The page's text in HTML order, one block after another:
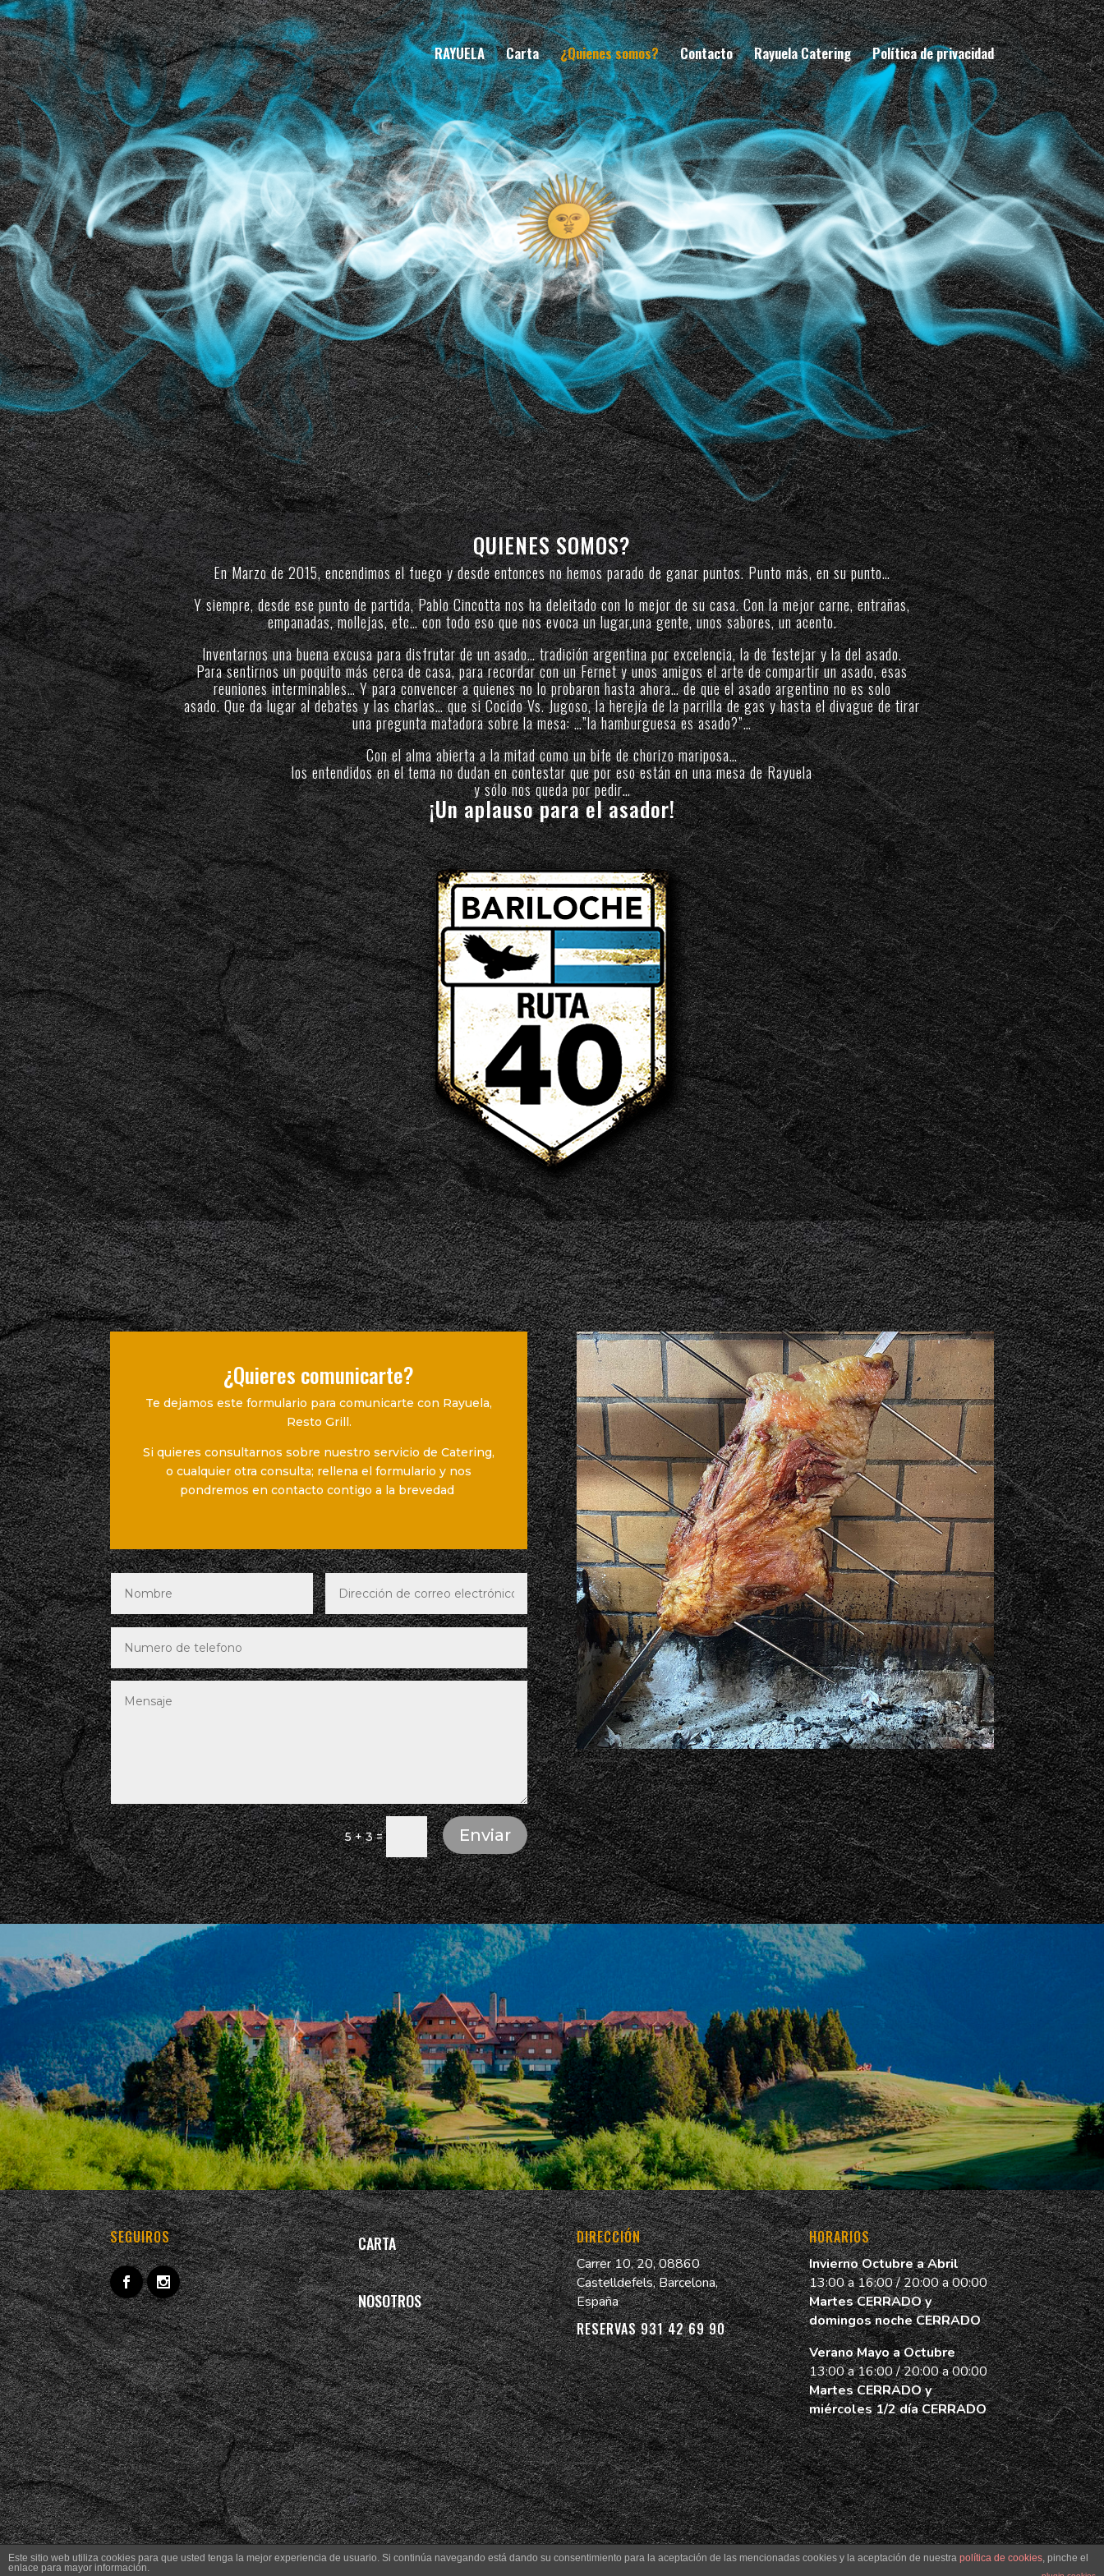
RAYUELA Carta ¿Quienes somos? Contacto Rayuela Catering Política de privacidad
QUIENES SOMOS?
En Marzo de 2015, encendimos el fuego y desde entonces no hemos parado de ganar puntos. Punto más, en su punto…
Y siempre, desde ese punto de partida, Pablo Cincotta nos ha deleitado con lo mejor de su casa. Con la mejor carne, entrañas,
empanadas, mollejas, etc… con todo eso que nos evoca un lugar,una gente, unos sabores, un acento.
Inventarnos una buena excusa para disfrutar de un asado… tradición argentina por excelencia, la de festejar y la del asado.
Para sentirnos un poquito más cerca de casa, para recordar con un Fernet y unos amigos el arte de compartir un asado, esas
reuniones interminables… Y para convencer a quienes no lo probaron hasta ahora… de que el asado argentino no es solo
asado. Que da lugar al debates y las charlas… que si Cocido Vs. Jugoso, la herejía de la parrilla de gas y hasta el divague de tirar
una pregunta matadora sobre la mesa: …”la hamburguesa es asado?”…
Con el alma abierta a la mitad como un bife de chorizo mariposa…
los entendidos en el tema no dudan en contestar que por eso están en una mesa de Rayuela
y sólo nos queda por pedir…
¡Un aplauso para el asador!
¿Quieres comunicarte?
Te dejamos este formulario para comunicarte con Rayuela,
Resto Grill.
Si quieres consultarnos sobre nuestro servicio de Catering,
o cualquier otra consulta; rellena el formulario y nos
pondremos en contacto contigo a la brevedad
5 + 3= Enviar
SEGUIROS CARTA
NOSOTROS
DIRECCIÓN
Carrer 10, 20, 08860
Castelldefels, Barcelona,
España
RESERVAS 931 42 69 90
HORARIOS
Invierno Octubre a Abril
13:00 a 16:00 / 20:00 a 00:00
Martes CERRADO y
domingos noche CERRADO
Verano Mayo a Octubre
13:00 a 16:00 / 20:00 a 00:00
Martes CERRADO y
miércoles 1/2 día CERRADO
Este sitio web utiliza cookies para que usted tenga la mejor experiencia de usuario. Si continúa navegando está dando su consentimiento para la aceptación de las mencionadas cookies y la aceptación de nuestra política de cookies, pinche el
enlace para mayor información.